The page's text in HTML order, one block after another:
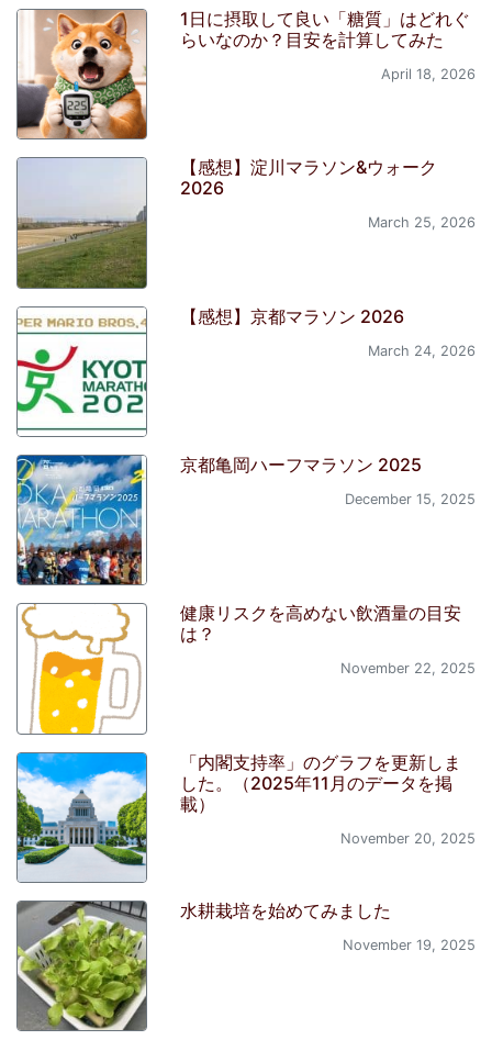
1日に摂取して良い「糖質」はどれぐ
らいなのか？目安を計算してみた
April 18, 2026
【感想】淀川マラソン&ウォーク
2026
March 25, 2026
【感想】京都マラソン 2026
March 24, 2026
京都亀岡ハーフマラソン 2025
December 15, 2025
健康リスクを高めない飲酒量の目安
は？
November 22, 2025
「内閣支持率」のグラフを更新しま
した。（2025年11月のデータを掲
載）
November 20, 2025
水耕栽培を始めてみました
November 19, 2025